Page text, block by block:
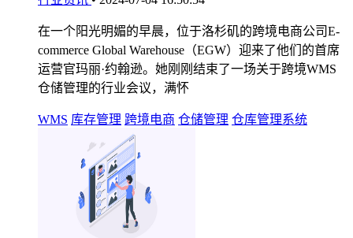
在一个阳光明媚的早晨，位于洛杉矶的跨境电商公司E-
commerce Global Warehouse（EGW）迎来了他们的首席
运营官玛丽·约翰逊。她刚刚结束了一场关于跨境WMS
仓储管理的行业会议，满怀
WMS 库存管理 跨境电商 仓储管理 仓库管理系统